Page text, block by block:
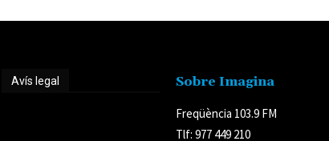
Avís legal Sobre Imagina
Freqüència 103.9 FM
Tlf: 977 449 210